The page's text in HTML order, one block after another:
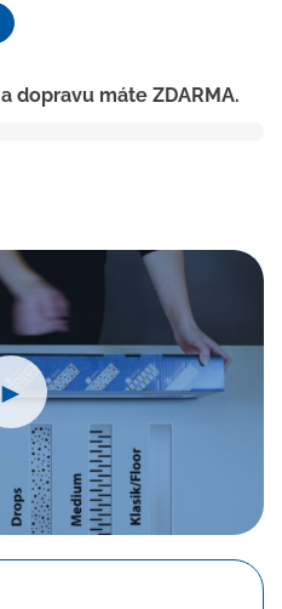
a dopravu máte ZDARMA.
►